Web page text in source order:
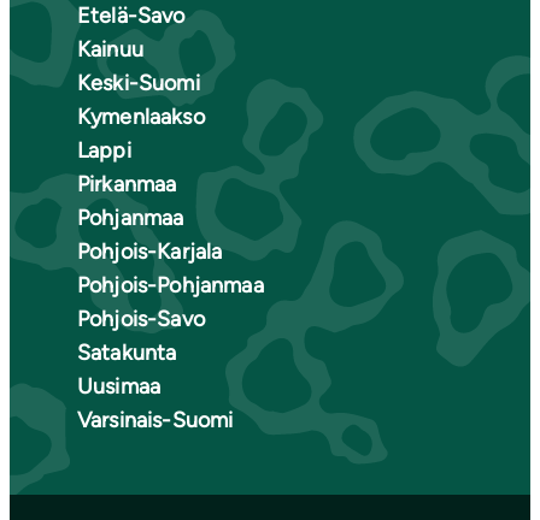
Etelä-Savo
Kainuu
Keski-Suomi
Kymenlaakso
Lappi
Pirkanmaa
Pohjanmaa
Pohjois-Karjala
Pohjois-Pohjanmaa
Pohjois-Savo
Satakunta
Uusimaa
Varsinais-Suomi